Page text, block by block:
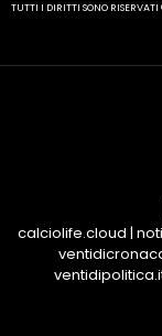
TUTTI I DIRITTI SONO
calciolife.cloud |